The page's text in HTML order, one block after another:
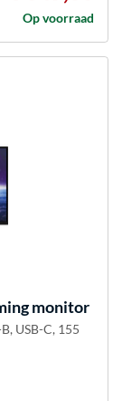
Op voorraad
monitor
USB-C, 155